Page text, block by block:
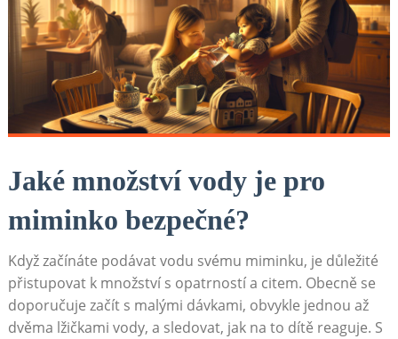
Jaké množství vody je pro
miminko bezpečné?
Když začínáte podávat vodu svému miminku, je důležité
přistupovat k množství s opatrností a citem. Obecně se
doporučuje začít s malými dávkami, obvykle jednou až
dvěma lžičkami vody, a sledovat, jak na to dítě reaguje. S